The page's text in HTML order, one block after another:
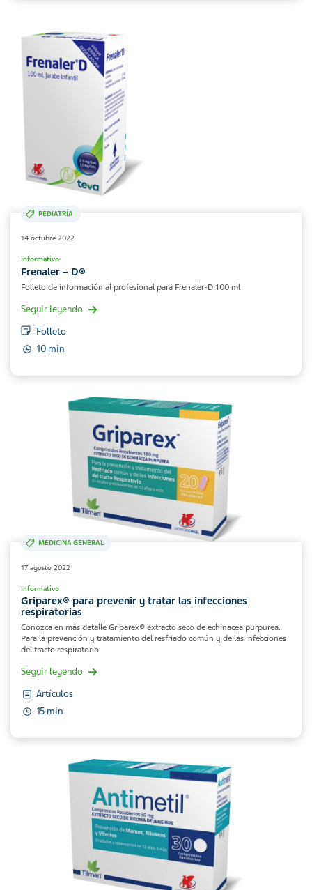
PEDIATRÍA
14 octubre 2022
Informativo
Frenaler – D®
Folleto de información al profesional para Frenaler-D 100 ml
Seguir leyendo
Folleto
10 min
MEDICINA GENERAL
17 agosto 2022
Informativo
Griparex® para prevenir y tratar las infecciones
respiratorias
Conozca en más detalle Griparex® extracto seco de echinacea purpurea.
Para la prevención y tratamiento del resfriado común y de las infecciones
del tracto respiratorio.
Seguir leyendo
Artículos
15 min